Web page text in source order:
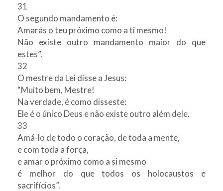
31
O segundo mandamento é:
Amarás o teu próximo como a ti mesmo!
Não existe outro mandamento maior do que
estes”.
32
O mestre da Lei disse a Jesus:
“Muito bem, Mestre!
Na verdade, é como disseste:
Ele é o único Deus e não existe outro além dele.
33
Amá-lo de todo o coração, de toda a mente,
e com toda a força,
e amar o próximo como a si mesmo
é melhor do que todos os holocaustos e
sacrifícios”.